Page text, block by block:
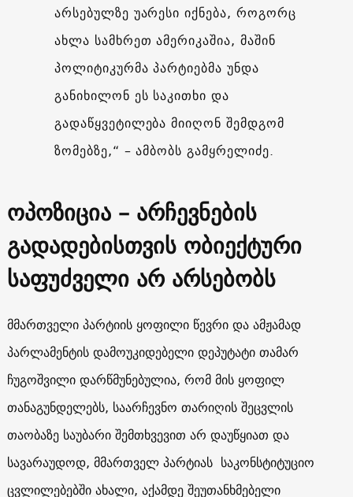
არსებულზე უარესი იქნება, როგორც
ახლა სამხრეთ ამერიკაშია, მაშინ
პოლიტიკურმა პარტიებმა უნდა
განიხილონ ეს საკითხი და
გადაწყვეტილება მიიღონ შემდგომ
ზომებზე,“ – ამბობს გამყრელიძე.
ოპოზიცია – არჩევნების
გადადებისთვის ობიექტური
საფუძველი არ არსებობს
მმართველი პარტიის ყოფილი წევრი და ამჟამად
პარლამენტის დამოუკიდებელი დეპუტატი თამარ
ჩუგოშვილი დარწმუნებულია, რომ მის ყოფილ
თანაგუნდელებს, საარჩევნო თარიღის შეცვლის
თაობაზე საუბარი შემთხვევით არ დაუწყიათ და
სავარაუდოდ, მმართველ პარტიას საკონსტიტუციო
ცვლილებებში ახალი, აქამდე შეუთანხმებელი